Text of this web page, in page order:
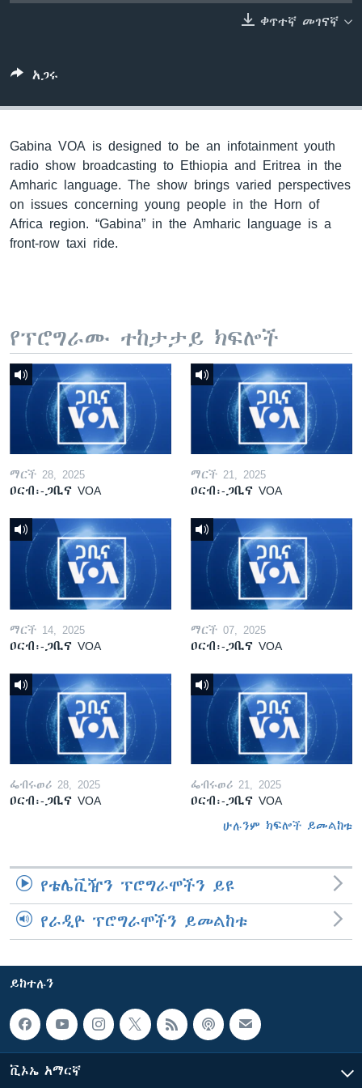
ቀጥተኛ መገናኛ
አጋሩ
Gabina VOA is designed to be an infotainment youth
radio show broadcasting to Ethiopia and Eritrea in the
Amharic language. The show brings varied perspectives
on issues concerning young people in the Horn of
Africa region. “Gabina” in the Amharic language is a
front-row taxi ride.
የፕሮግራሙ ተከታታይ ክፍሎች
ማርች 28, 2025
ዐርብ፡-ጋቢና VOA
ማርች 21, 2025
ዐርብ፡-ጋቢና VOA
ማርች 14, 2025
ዐርብ፡-ጋቢና VOA
ማርች 07, 2025
ዐርብ፡-ጋቢና VOA
ፌብሩወሪ 28, 2025
ዐርብ፡-ጋቢና VOA
ፌብሩወሪ 21, 2025
ዐርብ፡-ጋቢና VOA
ሁሉንም ክፍሎች ይመልከቱ
የቴሌቪዥን ፕሮግራሞችን ይዩ
የራዲዮ ፕሮግራሞችን ይመልከቱ
ይከተሉን
ቪኦኤ አማርኛ